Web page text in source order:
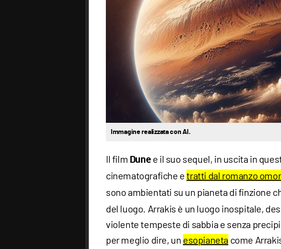
Immagine realizzata con AI.
Il film Dunee il suo sequel, in uscita in
cinematografiche etratti dal romanzo
sono ambientati su un pianeta di finzione
del luogo. Arrakis è un luogo inospitale,
violente tempeste di sabbia e senza
per meglio dire, un esopianeta come